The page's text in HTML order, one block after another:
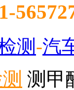
测 -汽
测甲